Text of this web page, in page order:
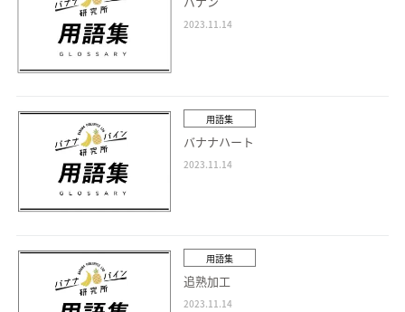
2023.11.14
用語集
バナナハート
2023.11.14
用語集
追熟加工
2023.11.14